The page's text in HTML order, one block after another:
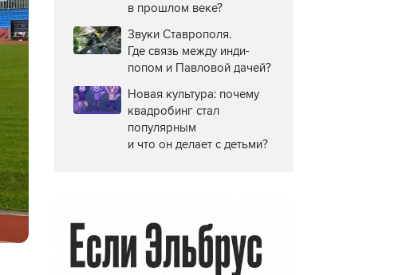
в прошлом веке?
Звуки Ставрополя.
Где связь между инди-
попом и Павловой дачей?
Новая культура: почему
квадробинг стал
популярным
и что он делает с детьми?